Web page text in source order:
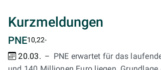
Kurzmeldungen
PNE10,22-
20.03.
PNE erwartet für das